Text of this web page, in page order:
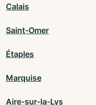
Calais
Saint-Omer
Étaples
Marquise
Aire-sur-la-Lys